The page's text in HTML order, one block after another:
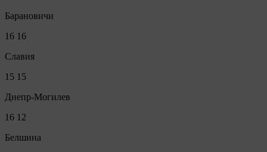
Барановичи
16 16
Славия
15 15
Днепр-Могилев
16 12
Белшина